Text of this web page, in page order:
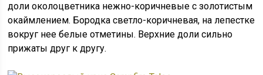
доли околоцветника нежно-коричневые с золотистым
окаймлением. Бородка светло-коричневая, на лепестке
вокруг нее белые отметины. Верхние доли сильно
прижаты друг к другу.